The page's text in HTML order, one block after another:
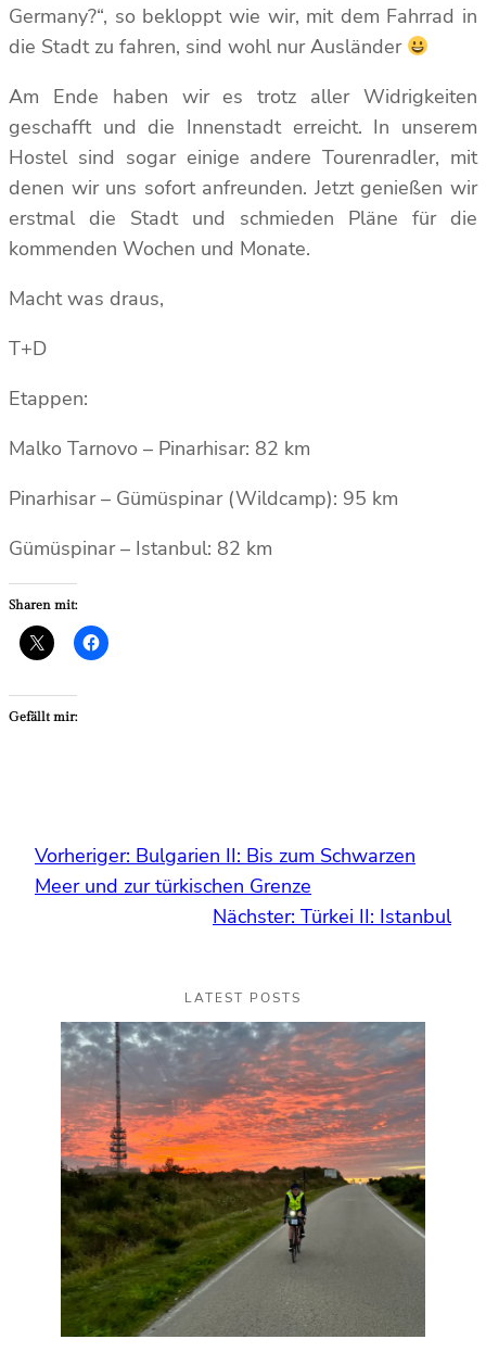
Germany?“, so bekloppt wie wir, mit dem Fahrrad in
die Stadt zu fahren, sind wohl nur Ausländer
Am Ende haben wir es trotz aller Widrigkeiten
geschafft und die Innenstadt erreicht. In unserem
Hostel sind sogar einige andere Tourenradler, mit
denen wir uns sofort anfreunden. Jetzt genießen wir
erstmal die Stadt und schmieden Pläne für die
kommenden Wochen und Monate.
Macht was draus,
T+D
Etappen:
Malko Tarnovo – Pinarhisar: 82 km
Pinarhisar – Gümüspinar (Wildcamp): 95 km
Gümüspinar – Istanbul: 82 km
Sharen mit:
Gefällt mir:
Vorheriger: Bulgarien II: Bis zum Schwarzen
Meer und zur türkischen Grenze
Nächster: Türkei II: Istanbul
LATEST POSTS